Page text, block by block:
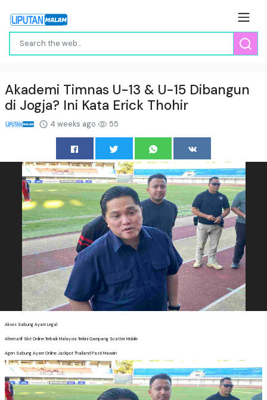
Akademi Timnas U-13 & U-15 Dibangun
di Jogja? Ini Kata Erick Thohir
4 weeks ago 55
Akses Sabung Ayam Legal
Alternatif Slot Online Terbaik Malaysia Terkini Gampang Scatter Mobile
Agen Sabung Ayam Online Jackpot Thailand Pasti Maxwin